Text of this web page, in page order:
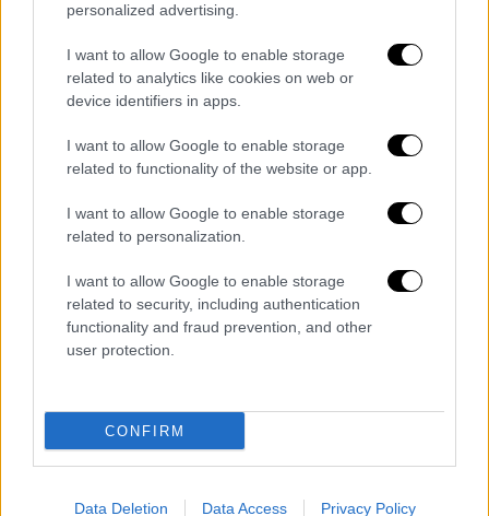
personalized advertising.
I want to allow Google to enable storage
related to analytics like cookies on web or
device identifiers in apps.
I want to allow Google to enable storage
related to functionality of the website or app.
I want to allow Google to enable storage
related to personalization.
I want to allow Google to enable storage
related to security, including authentication
functionality and fraud prevention, and other
user protection.
CONFIRM
Data Deletion Data Access Privacy Policy
POPULAR VIDEOS
Ώρα Ελλάδος...|06.08.2026 10:06
Ώρα Ελλάδος 06/08/2026
Κεντρικό...|05.08.2026 19:49
Κεντρικό δελτίο ειδήσεων 05/08/2026